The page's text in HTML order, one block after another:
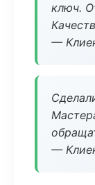
ключ.
—
—